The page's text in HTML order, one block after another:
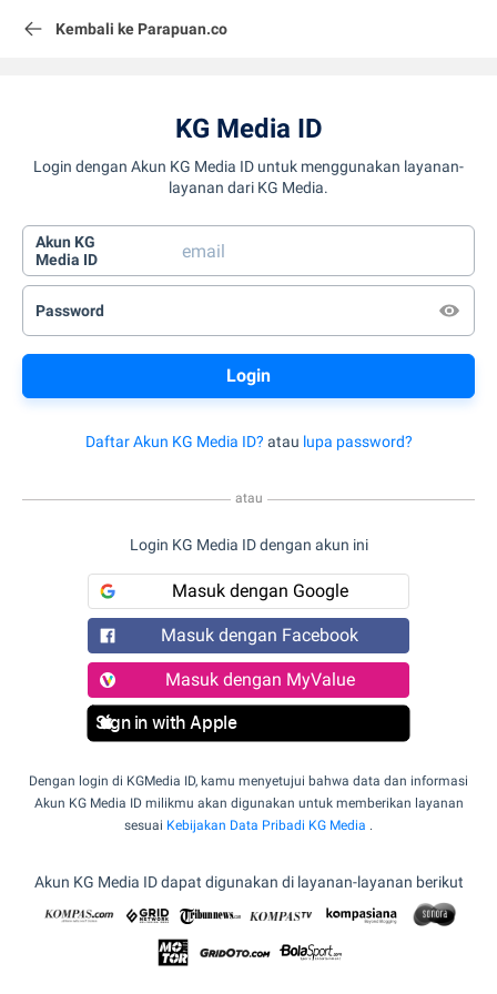
Kembali ke Parapuan.co
KG Media ID
Login dengan Akun KG Media ID untuk menggunakan layanan-
layanan dari KG Media.
Akun KG
Media ID
Password
Daftar Akun KG Media ID? atau lupa password?
atau
Login KG Media ID dengan akun ini
Masuk dengan Google
Masuk dengan Facebook
Masuk dengan MyValue
Sign in with Apple
Dengan login di KGMedia ID, kamu menyetujui bahwa data dan informasi
Akun KG Media ID milikmu akan digunakan untuk memberikan layanan
sesuai Kebijakan Data Pribadi KG Media .
Akun KG Media ID dapat digunakan di layanan-layanan berikut